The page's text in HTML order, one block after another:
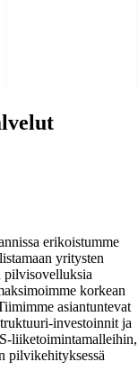
erikoistumme
yritysten
pilvisovelluksia
korkean
asiantuntevat
investoinnit ja
liiketoimintamalleihin,
pilvikehityksessä